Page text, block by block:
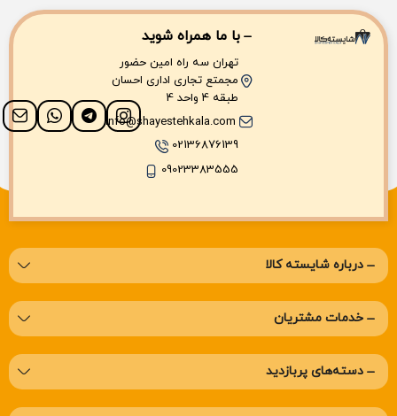
با ما همراه شوید
تهران سه راه امین حضور
مجمتع تجاری اداری احسان
طبقه 4 واحد 4
info@shayestehkala.com
02136876139
09023383555
درباره‌ شایسته کالا
خدمات مشتریان
دسته‌های پربازدید